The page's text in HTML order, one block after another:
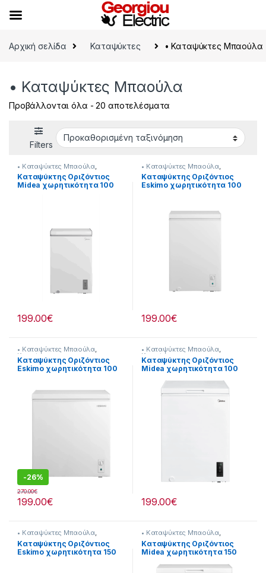
Αρχική σελίδα
Καταψύκτες • Καταψύκτες Μπαούλα
• Καταψύκτες Μπαούλα
Προβάλλονται όλα - 20 αποτελέσματα
Filters
• Καταψύκτες Μπαούλα
Καταψύκτες
Kαταψύκτης Οριζόντιος
Midea χωρητικότητα 100
199.00€
• Καταψύκτες Μπαούλα
Καταψύκτες
Kαταψύκτης Οριζόντιος
Eskimo χωρητικότητα 100
199.00€
• Καταψύκτες Μπαούλα,
Καταψύκτες
Kαταψύκτης Οριζόντιος
Eskimo χωρητικότητα 100
-26%
199.00€
270.00€
• Καταψύκτες Μπαούλα,
Καταψύκτες
Kαταψύκτης Οριζόντιος
Midea χωρητικότητα 100
199.00€
• Καταψύκτες Μπαούλα,
Καταψύκτες
Kαταψύκτης Οριζόντιος
Eskimo χωρητικότητα 150
• Καταψύκτες Μπαούλα,
Καταψύκτες
Kαταψύκτης Οριζόντιος
Midea χωρητικότητα 150